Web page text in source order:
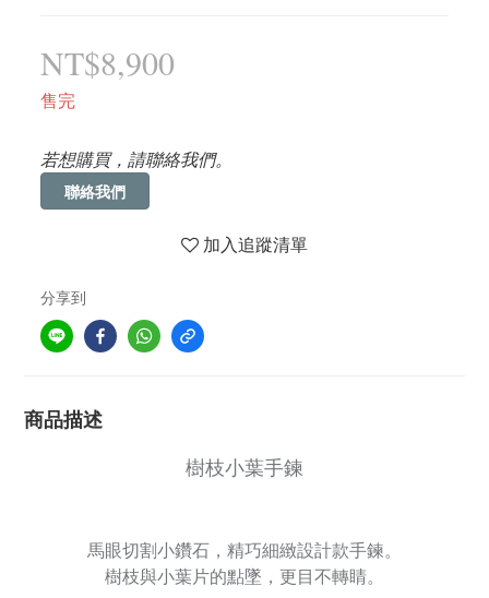
NT$8,900
售完
若想購買，請聯絡我們。
聯絡我們
加入追蹤清單
分享到
商品描述
樹枝小葉手鍊
馬眼切割小鑽石， 精巧細緻設計款手鍊。
樹枝與小葉片的點墜， 更目不轉睛。